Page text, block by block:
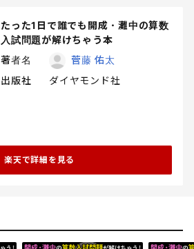
たった1日で誰でも開成・灘中の算数
入試問題が解けちゃう本
著者名
菅藤 佑太
出版社
ダイヤモンド社
楽天で詳細を見る